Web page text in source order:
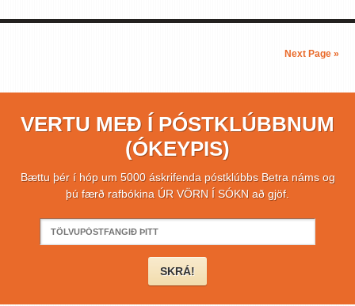
Next Page »
VERTU MEÐ Í PÓSTKLÚBBNUM
(ÓKEYPIS)
Bættu þér í hóp um 5000 áskrifenda póstklúbbs Betra náms og
þú færð rafbókina ÚR VÖRN Í SÓKN að gjöf.